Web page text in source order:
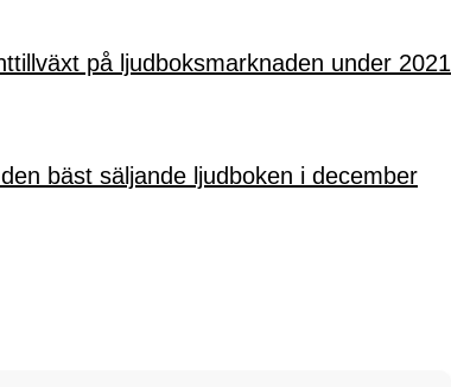
på ljudboksmarknaden under 2021
bäst säljande ljudboken i december